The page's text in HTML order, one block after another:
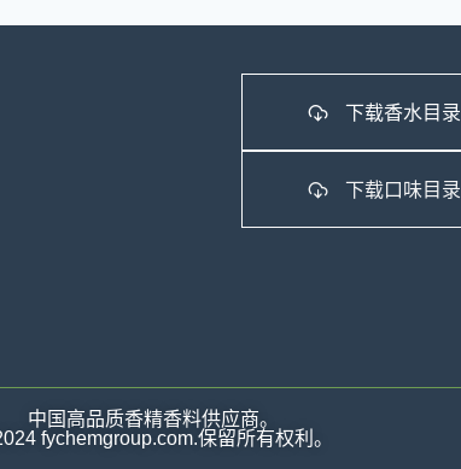
下载香水目录
下载口味目录
中国高品质香精香料供应商。
fychemgroup.com.保留所有权利。